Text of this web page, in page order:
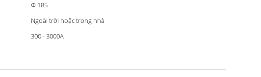
Φ 185
Ngoài trời hoặc trong nhà
300 - 3000A